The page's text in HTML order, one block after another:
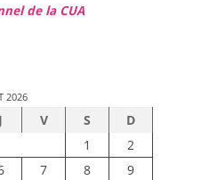
de la CUA
2026
J V S
D
1
2
7 8
9